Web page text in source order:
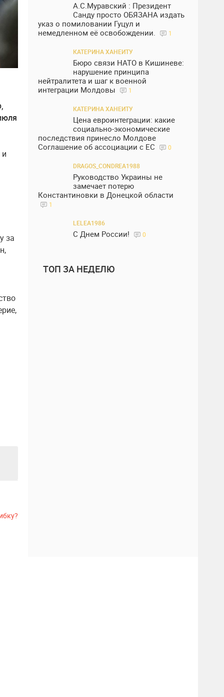
за
А.С.Муравский : Президент
Санду просто ОБЯЗАНА издать
указ о помиловании Гуцул и
немедленном её освобождении.
1
КАТЕРИНА ХАНЕИТУ
Бюро связи НАТО в Кишиневе:
нарушение принципа
нейтралитета и шаг к военной
интеграции Молдовы
1
КАТЕРИНА ХАНЕИТУ
Цена евроинтеграции: какие
социально-экономические
последствия принесло Молдове
Соглашение об ассоциации с ЕС
0
DRAGOS_CONDREA1988
Руководство Украины не
замечает потерю
Константиновки в Донецкой области
1
LELEA1986
С Днем России! 0
ТОП ЗА НЕДЕЛЮ